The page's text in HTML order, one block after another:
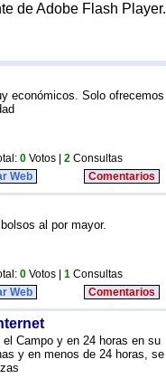
de Adobe Flash Player.
económicos. Solo ofrecemos
0 Votos | 2 Consultas
Web Comentarios
al por mayor.
0 Votos | 1 Consultas
Web Comentarios
Campo y en 24 horas en su
y en menos de 24 horas, se